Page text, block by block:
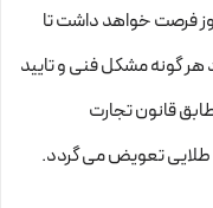
تحویل ظاهری، مشتریان محترم تا ۷ روز فرصت خواهد داشت تا
هر گونه مشکل فنی و تایید
قانون تجارت